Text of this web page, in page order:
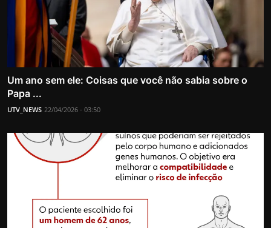
Um ano sem ele: Coisas que você não sabia sobre o
Papa ...
UTV_NEWS 22/04/2026 - 03:50